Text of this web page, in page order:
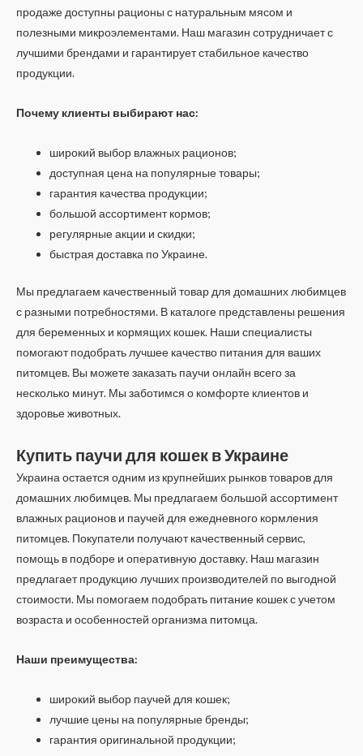
продаже доступны рационы с натуральным мясом и
полезными микроэлементами. Наш магазин сотрудничает с
лучшими брендами и гарантирует стабильное качество
продукции.
Почему клиенты выбирают нас:
широкий выбор влажных рационов;
доступная цена на популярные товары;
гарантия качества продукции;
большой ассортимент кормов;
регулярные акции и скидки;
быстрая доставка по Украине.
Мы предлагаем качественный товар для домашних любимцев
с разными потребностями. В каталоге представлены решения
для беременных и кормящих кошек. Наши специалисты
помогают подобрать лучшее качество питания для ваших
питомцев. Вы можете заказать паучи онлайн всего за
несколько минут. Мы заботимся о комфорте клиентов и
здоровье животных.
Купить паучи для кошек в Украине
Украина остается одним из крупнейших рынков товаров для
домашних любимцев. Мы предлагаем большой ассортимент
влажных рационов и паучей для ежедневного кормления
питомцев. Покупатели получают качественный сервис,
помощь в подборе и оперативную доставку. Наш магазин
предлагает продукцию лучших производителей по выгодной
стоимости. Мы помогаем подобрать питание кошек с учетом
возраста и особенностей организма питомца.
Наши преимущества:
широкий выбор паучей для кошек;
лучшие цены на популярные бренды;
гарантия оригинальной продукции;